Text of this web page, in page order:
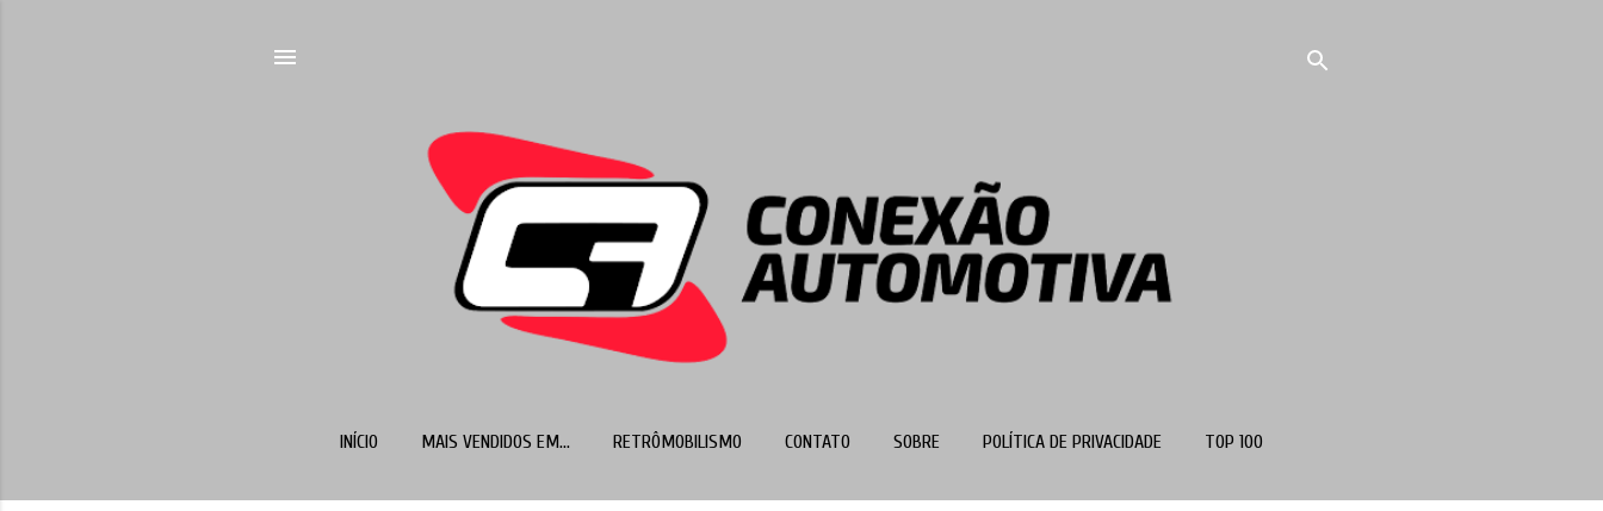
INÍCIO MAIS VENDIDOS EM... RETRÔMOBILISMO CONTATO SOBRE POLÍTICA DE PRIVACIDADE TOP 100